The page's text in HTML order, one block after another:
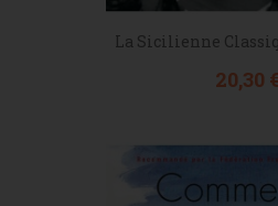
La Sicilienne
Prix
20,30 €